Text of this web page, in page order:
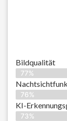
Bildqualität
77%
76%
KI-
73%